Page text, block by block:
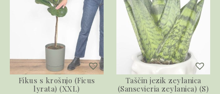
Fikus s krošnjo (Ficus
lyrata) (XXL)
Taščin jezik zeylanica
(Sansevieria zeylanica) (S)